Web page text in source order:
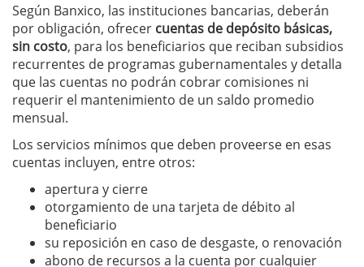
Según Banxico, las instituciones bancarias, deberán
por obligación, ofrecer cuentas de depósito básicas,
sin costo, para los beneficiarios que reciban subsidios
recurrentes de programas gubernamentales y detalla
que las cuentas no podrán cobrar comisiones ni
requerir el mantenimiento de un saldo promedio
mensual.
Los servicios mínimos que deben proveerse en esas
cuentas incluyen, entre otros:
apertura y cierre
otorgamiento de una tarjeta de débito al
beneficiario
su reposición en caso de desgaste, o renovación
abono de recursos a la cuenta por cualquier